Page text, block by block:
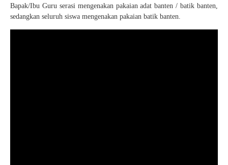
Bapak/Ibu Guru serasi mengenakan pakaian adat banten / batik banten,
sedangkan seluruh siswa mengenakan pakaian batik banten.